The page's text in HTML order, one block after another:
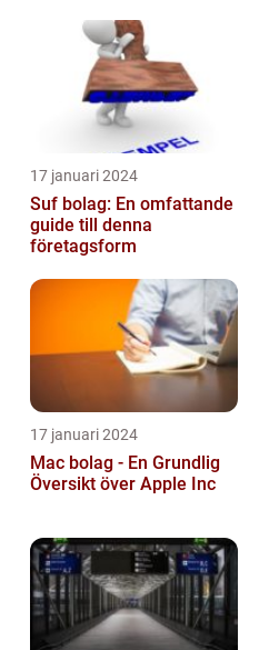
17 januari 2024
Suf bolag: En omfattande
guide till denna
företagsform
17 januari 2024
Mac bolag - En Grundlig
Översikt över Apple Inc